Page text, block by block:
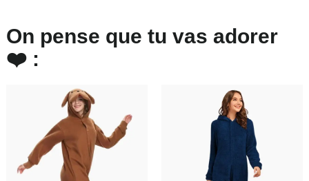
On pense que tu vas adorer
❤️ :